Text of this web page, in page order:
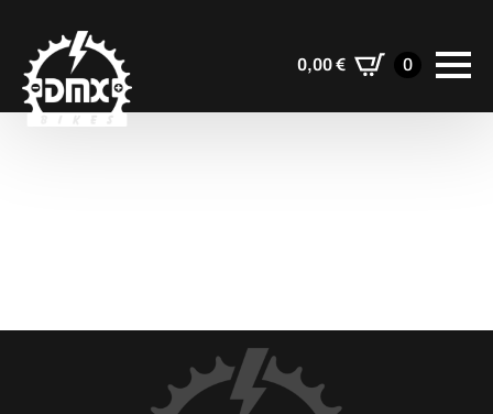
0,00€ 0